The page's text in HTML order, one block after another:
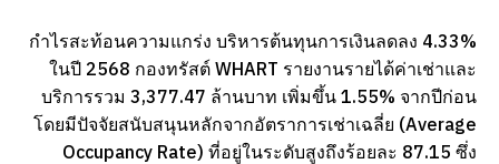
กำไรสะท้อนความแกร่ง บริหารต้นทุนการเงินลดลง 4.33%
ในปี 2568 กองทรัสต์ WHART รายงานรายได้ค่าเช่าและ
บริการรวม 3,377.47 ล้านบาท เพิ่มขึ้น 1.55% จากปีก่อน
โดยมีปัจจัยสนับสนุนหลักจากอัตราการเช่าเฉลี่ย (Average
Occupancy Rate) ที่อยู่ในระดับสูงถึงร้อยละ 87.15 ซึ่ง